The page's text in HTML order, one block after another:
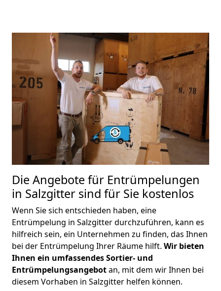
Die Angebote für Entrümpelungen
in Salzgitter sind für Sie kostenlos
Wenn Sie sich entschieden haben, eine
Entrümpelung in Salzgitter durchzuführen, kann es
hilfreich sein, ein Unternehmen zu finden, das Ihnen
bei der Entrümpelung Ihrer Räume hilft. Wir bieten
Ihnen ein umfassendes Sortier- und
Entrümpelungsangebotan, mit dem wir Ihnen bei
diesem Vorhaben in Salzgitter helfen können.